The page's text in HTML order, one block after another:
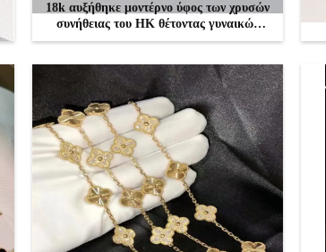
18k αυξήθηκε μοντέρνο ύφος των χρυσών
συνήθειας του HK θέτοντας γυναικών
κοσμήματος